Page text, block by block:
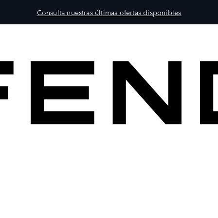
Consulta nuestras últimas ofertas disponibles